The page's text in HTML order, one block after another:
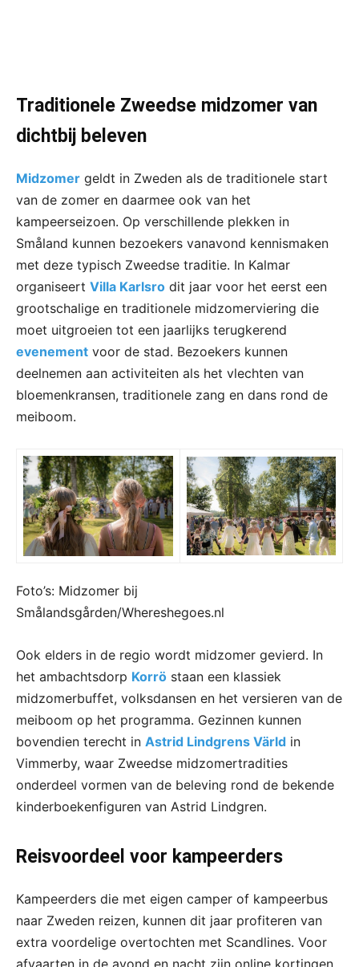
Traditionele Zweedse midzomer van
dichtbij beleven
Midzomer geldt in Zweden als de traditionele start
van de zomer en daarmee ook van het
kampeerseizoen. Op verschillende plekken in
Småland kunnen bezoekers vanavond kennismaken
met deze typisch Zweedse traditie. In Kalmar
organiseert Villa Karlsro dit jaar voor het eerst een
grootschalige en traditionele midzomerviering die
moet uitgroeien tot een jaarlijks terugkerend
evenement voor de stad. Bezoekers kunnen
deelnemen aan activiteiten als het vlechten van
bloemenkransen, traditionele zang en dans rond de
meiboom.
Foto’s: Midzomer bij
Smålandsgården/Whereshegoes.nl
Ook elders in de regio wordt midzomer gevierd. In
het ambachtsdorp Korrö staan een klassiek
midzomerbuffet, volksdansen en het versieren van de
meiboom op het programma. Gezinnen kunnen
bovendien terecht in Astrid Lindgrens Värld in
Vimmerby, waar Zweedse midzomertradities
onderdeel vormen van de beleving rond de bekende
kinderboekenfiguren van Astrid Lindgren.
Reisvoordeel voor kampeerders
Kampeerders die met eigen camper of kampeerbus
naar Zweden reizen, kunnen dit jaar profiteren van
extra voordelige overtochten met Scandlines. Voor